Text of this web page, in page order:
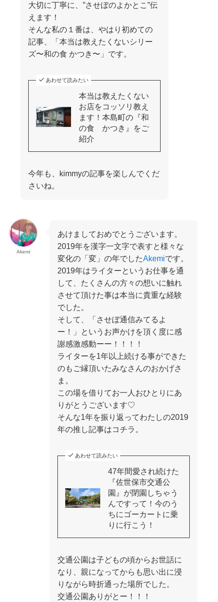
大切に丁寧に、”させぼのよかとこ”伝
えます！
そんな私の１番は、やはり初めての
記事、「本当は教えたくないシリー
ズ〜和の食 かつき〜」です。
あわせて読みたい
本当は教えたくない
お店をコッソリ教え
ます！本島町の『和
の食 かつき』をご
紹介
今年も、kimmyの記事を楽しんでくだ
さいね。
Akemi
あけましておめでとうございます。
2019年を漢字一文字で表すと様々な
変化の「変」の年でしたAkemiです。
2019年はライターというお仕事を通
して、たくさんの方々の想いに触れ
させて頂けた事は本当に貴重な経験
でした。
そして、「させぼ通信みてるよ
ー！」というお声かけを頂く度に感
謝感激感動ーー！！！！
ライターを1年以上続ける事ができた
のもご縁頂いたみなさんのおかげさ
ま。
この場を借りてお一人おひとりにあ
りがとうございます♡
そんな1年を振り返ってわたしの2019
年の推し記事はコチラ。
あわせて読みたい
47年間愛され続けた
『佐世保市交通公
園』が閉園しちゃう
んですって！今のう
ちにゴーカートに乗
りに行こう！
交通公園は子どもの頃からお世話に
なり、親になってからも思い出に浸
りながら時折通った場所でした。
交通公園ありがとー！！！